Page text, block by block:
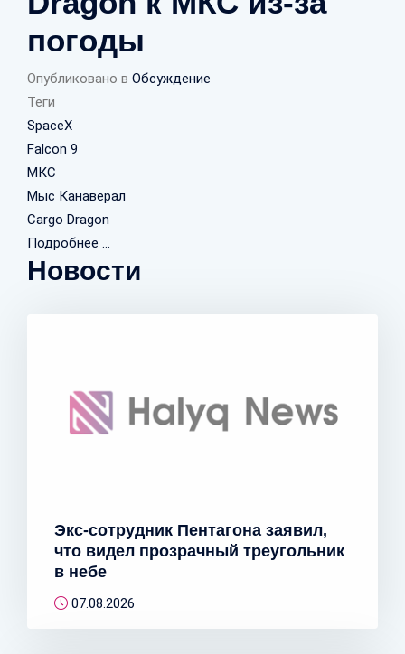
погоды
Опубликовано в Обсуждение
Теги
SpaceX
Falcon 9
МКС
Мыс Канаверал
Cargo Dragon
Подробнее ...
Новости
Экс-сотрудник Пентагона заявил,
что видел прозрачный треугольник
в небе
07.08.2026